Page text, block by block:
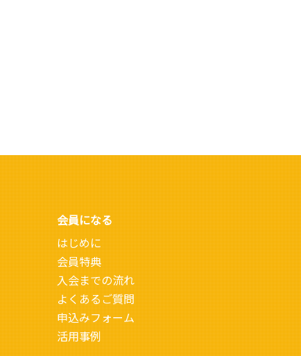
会員になる
はじめに
会員特典
入会までの流れ
よくあるご質問
申込みフォーム
活用事例